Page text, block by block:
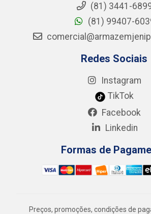
(81) 3441-
(81) 99407-
Redes Sociais
Instagram
TikTok
Facebook
Linkedin
Formas de
Preços, promoções, condições de